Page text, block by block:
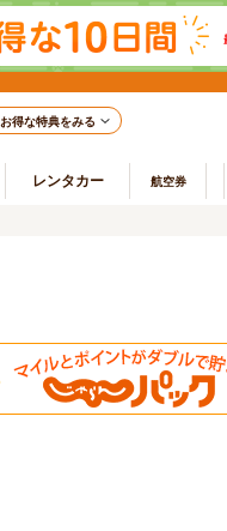
お得な特典をみる
レンタカー 航空券